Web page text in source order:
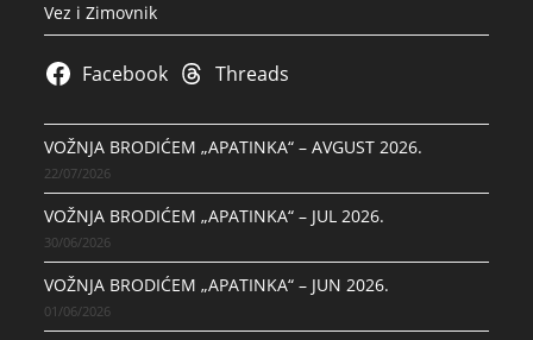
Vez i Zimovnik
Facebook Threads
VOŽNJA BRODIĆEM „APATINKA“ – AVGUST 2026.
22/07/2026
VOŽNJA BRODIĆEM „APATINKA“ – JUL 2026.
30/06/2026
VOŽNJA BRODIĆEM „APATINKA“ – JUN 2026.
01/06/2026